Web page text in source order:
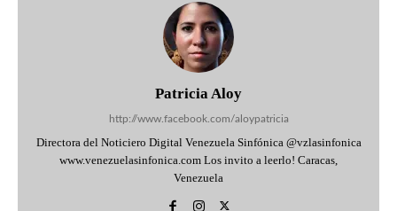
Patricia Aloy
http://www.facebook.com/aloypatricia
Directora del Noticiero Digital Venezuela Sinfónica @vzlasinfonica
www.venezuelasinfonica.com Los invito a leerlo! Caracas,
Venezuela